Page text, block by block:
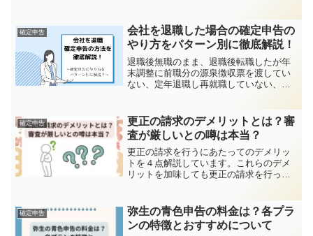
住民税を安くすることができたりしま
す。
確定申告
会社を退職した場合の確定申告の
やり方をパターン別に徹底解説！
退職後無職のまま、退職後転職したが年
末調整に前職分の源泉徴収票を渡してい
ない、定年退職し再就職していない、こ
確定申告
更正の請求のデメリットとは？審
査が厳しいとの噂は本当？
更正の請求を行うにあたってのデメリッ
トを４点解説しています。これらのデメ
リットを加味しても更正の請求を行った
確定申告
弥生の青色申告の料金は？各プラ
ンの特徴とおすすめについて